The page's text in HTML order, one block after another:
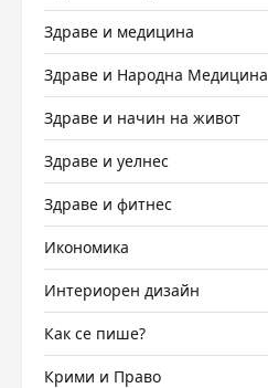
Здраве и медицина
Здраве и Народна Медицина
Здраве и начин на живот
Здраве и уелнес
Здраве и фитнес
Икономика
Интериорен дизайн
Как се пише?
Крими и Право